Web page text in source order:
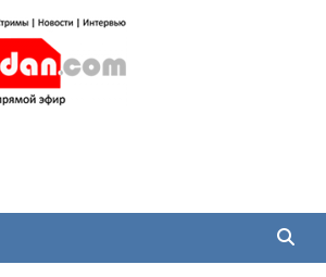
Гражданская война
включая события в Новороссии, ДНР,